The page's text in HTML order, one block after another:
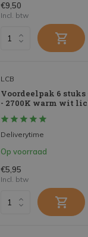
€9,50
Incl. btw
LCB
Voordeelpak 6 stuks
- 2700K warm wit
Deliverytime
Op voorraad
€5,95
Incl. btw